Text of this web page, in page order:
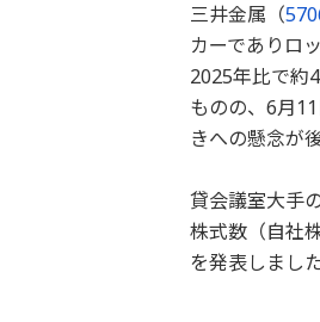
三井金属（
カーでありロ
2025年比で約
ものの、6月
きへの懸念が
貸会議室大手
株式数（自社
を発表しまし